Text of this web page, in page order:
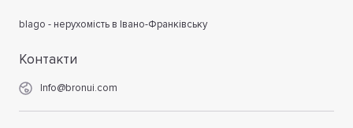
blago - нерухомість в Івано-Франківську
Контакти
Info@bronui.com